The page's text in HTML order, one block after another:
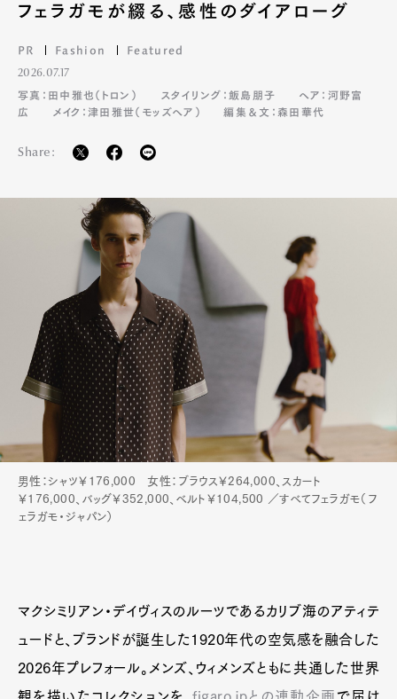
Art&DesignWatchFashion
ProductCultureLifestyle
Official Columnist
About
フェラガモが綴る、感性のダイアローグ
PR Fashion Featured
2026.07.17
写真：田中雅也（トロン）
スタイリング：飯島朋子
ヘア：河野富
広
メイク：津田雅世（モッズヘア） 編集＆文：森田華代
Share:
男性：シャツ￥176,000 女性：ブラウス￥264,000、スカート
￥176,000、バッグ￥352,000、ベルト￥104,500 ／すべてフェラガモ（フ
ェラガモ・ジャパン）
マクシミリアン・デイヴィスのルーツであるカリブ海のアティテ
ュードと、ブランドが誕生した1920年代の空気感を融合した
2026年プレフォール。メンズ、ウィメンズともに共通した世界